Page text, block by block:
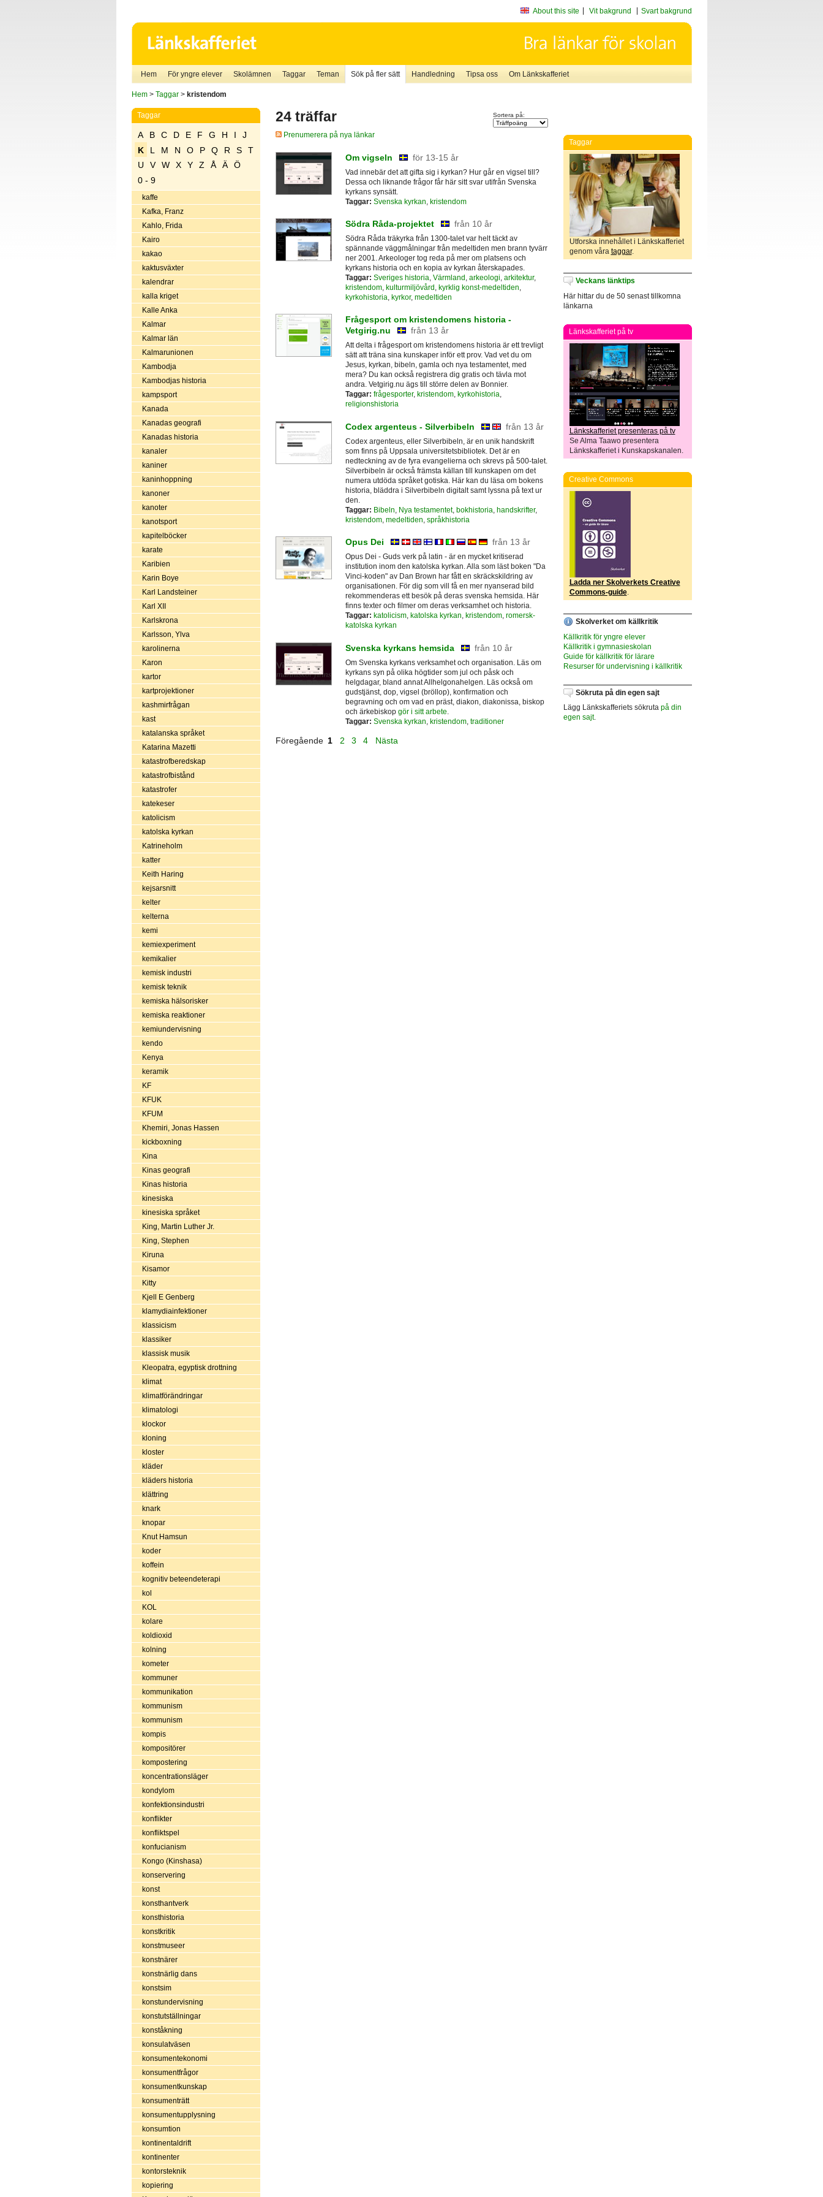
About this site Vit bakgrund Svart bakgrund
Hem För yngre elever Skolämnen Taggar Teman Sök på fler sätt Handledning Tipsa oss Om Länkskafferiet
Hem> Taggar> kristendom
Taggar
A B C D E F G H I
J
K
L M N O P Q R S
T
U
V W X Y Z Å Ä
Ö
0 - 9
kaffe
Kafka, Franz
Kahlo, Frida
Kairo
kakao
kaktusväxter
kalendrar
kalla kriget
Kalle Anka
Kalmar
Kalmar län
Kalmarunionen
Kambodja
Kambodjas historia
kampsport
Kanada
Kanadas geografi
Kanadas historia
kanaler
kaniner
kaninhoppning
kanoner
kanoter
kanotsport
kapitelböcker
karate
Karibien
Karin Boye
Karl Landsteiner
Karl XII
Karlskrona
Karlsson, Ylva
karolinerna
Karon
kartor
kartprojektioner
kashmirfrågan
kast
katalanska språket
Katarina Mazetti
katastrofberedskap
katastrofbistånd
katastrofer
katekeser
katolicism
katolska kyrkan
Katrineholm
katter
Keith Haring
kejsarsnitt
kelter
kelterna
kemi
kemiexperiment
kemikalier
kemisk industri
kemisk teknik
kemiska hälsorisker
kemiska reaktioner
kemiundervisning
kendo
Kenya
keramik
KF
KFUK
KFUM
Khemiri, Jonas Hassen
kickboxning
Kina
Kinas geografi
Kinas historia
kinesiska
kinesiska språket
King, Martin Luther Jr.
King, Stephen
Kiruna
Kisamor
Kitty
Kjell E Genberg
klamydiainfektioner
klassicism
klassiker
klassisk musik
Kleopatra, egyptisk drottning
klimat
klimatförändringar
klimatologi
klockor
kloning
kloster
kläder
kläders historia
klättring
knark
knopar
Knut Hamsun
koder
koffein
kognitiv beteendeterapi
kol
KOL
kolare
koldioxid
kolning
kometer
kommuner
kommunikation
kommunism
kommunism
kompis
kompositörer
kompostering
koncentrationsläger
kondylom
konfektionsindustri
konflikter
konfliktspel
konfucianism
Kongo (Kinshasa)
konservering
konst
konsthantverk
konsthistoria
konstkritik
konstmuseer
konstnärer
konstnärlig dans
konstsim
konstundervisning
konstutställningar
konståkning
konsulatväsen
konsumentekonomi
konsumentfrågor
konsumentkunskap
konsumenträtt
konsumentupplysning
konsumtion
kontinentaldrift
kontinenter
kontorsteknik
kopiering
24 träffar Sortera på:
Prenumerera på nya länkar
Om vigseln för 13-15 år
Vad innebär det att gifta sig i kyrkan? Hur går en vigsel till?
Dessa och liknande frågor får här sitt svar utifrån Svenska
kyrkans synsätt.
Taggar: Svenska kyrkan kristendom
Södra Råda-projektet från 10 år
Södra Råda träkyrka från 1300-talet var helt täckt av
spännande väggmålningar från medeltiden men brann tyvärr
ner 2001. Arkeologer tog reda på mer om platsens och
kyrkans historia och en kopia av kyrkan återskapades.
Taggar: Sveriges historia, Värmland , arkeologi, arkitektur,
kristendom, kulturmiljövård , kyrklig konst-medeltiden,
kyrkohistoria, kyrkor, medeltiden
Frågesport om kristendomens historia -
Vetgirig.nu
från 13 år
Att delta i frågesport om kristendomens historia är ett trevligt
sätt att träna sina kunskaper inför ett prov. Vad vet du om
Jesus, kyrkan, bibeln, gamla och nya testamentet, med
mera? Du kan också registrera dig gratis och tävla mot
andra. Vetgirig.nu ägs till större delen av Bonnier.
Taggar: frågesporter, kristendom, kyrkohistoria,
religionshistoria
Codex argenteus - Silverbibeln från 13 år
Codex argenteus, eller Silverbibeln, är en unik handskrift
som finns på Uppsala universitetsbibliotek. Det är en
nedteckning av de fyra evangelierna och skrevs på 500-talet.
Silverbibeln är också främsta källan till kunskapen om det
numera utdöda språket gotiska. Här kan du läsa om bokens
historia, bläddra i Silverbibeln digitalt samt lyssna på text ur
den.
Taggar: Bibeln, Nya testamentet, bokhistoria, handskrifter,
kristendom, medeltiden, språkhistoria
Opus Dei från 13 år
Opus Dei - Guds verk på latin - är en mycket kritiserad
institution inom den katolska kyrkan. Alla som läst boken "Da
Vinci-koden" av Dan Brown har fått en skräckskildring av
organisationen. För dig som vill få en mer nyanserad bild
rekommenderas ett besök på deras svenska hemsida. Här
finns texter och filmer om deras verksamhet och historia.
Taggar: katolicism, katolska kyrkan, kristendom, romersk-
katolska kyrkan
Svenska kyrkans hemsida från 10 år
Om Svenska kyrkans verksamhet och organisation. Läs om
kyrkans syn på olika högtider som jul och påsk och
helgdagar, bland annat Allhelgonahelgen. Läs också om
gudstjänst, dop, vigsel (bröllop), konfirmation och
begravning och om vad en präst, diakon, diakonissa, biskop
och ärkebiskop gör i sitt arbete
Taggar: Svenska kyrkan kristendom, traditioner
Föregående 1 2 3 4 Nästa
Taggar
Utforska innehållet i Länkskafferiet
genom våra taggar.
Veckans länktips
Här hittar du de 50 senast tillkomna
länkarna
Länkskafferiet på tv
Länkskafferiet presenteras på tv
Se Alma Taawo presentera
Länkskafferiet i Kunskapskanalen.
Creative Commons
Ladda ner Skolverkets Creative
Commons-guide.
Skolverket om källkritik
Källkritik för yngre elever
Källkritik i gymnasieskolan
Guide för källkritik för lärare
Resurser för undervisning i källkritik
Sökruta på din egen sajt
Lägg Länkskafferiets sökruta på din
egen sajt.